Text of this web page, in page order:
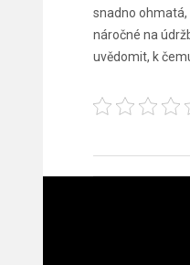
snadno ohmatá,
náročné na
uvědomit, k
pro